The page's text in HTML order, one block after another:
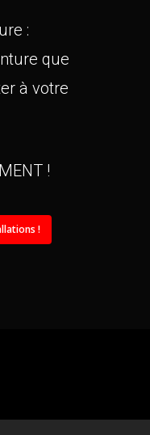
:
que
à votre
!
!